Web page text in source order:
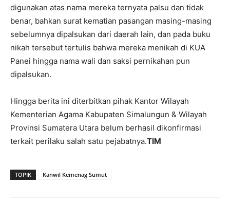
digunakan atas nama mereka ternyata palsu dan tidak
benar, bahkan surat kematian pasangan masing-masing
sebelumnya dipalsukan dari daerah lain, dan pada buku
nikah tersebut tertulis bahwa mereka menikah di KUA
Panei hingga nama wali dan saksi pernikahan pun
dipalsukan.
Hingga berita ini diterbitkan pihak Kantor Wilayah
Kementerian Agama Kabupaten Simalungun & Wilayah
Provinsi Sumatera Utara belum berhasil dikonfirmasi
terkait perilaku salah satu pejabatnya.TIM
TOPIK Kanwil Kemenag Sumut